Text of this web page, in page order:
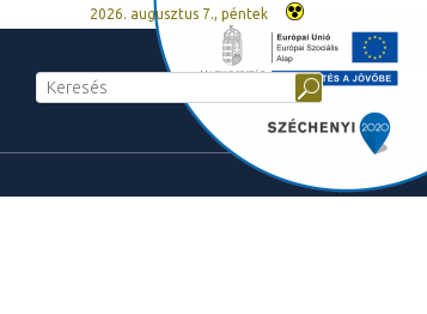
2026. augusztus 7., péntek